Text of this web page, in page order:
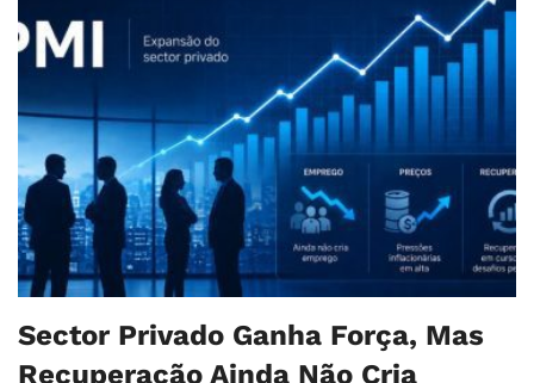
Sector Privado Ganha Força, Mas
Recuperação Ainda Não Cria